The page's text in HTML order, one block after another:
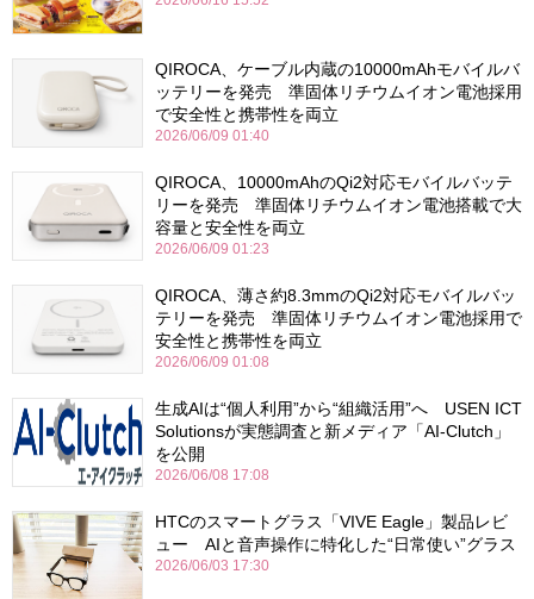
QIROCA、ケーブル内蔵の10000mAhモバイルバ
ッテリーを発売 準固体リチウムイオン電池採用
で安全性と携帯性を両立
2026/06/09 01:40
QIROCA、10000mAhのQi2対応モバイルバッテ
リーを発売 準固体リチウムイオン電池搭載で大
容量と安全性を両立
2026/06/09 01:23
QIROCA、薄さ約8.3mmのQi2対応モバイルバッ
テリーを発売 準固体リチウムイオン電池採用で
安全性と携帯性を両立
2026/06/09 01:08
生成AIは“個人利用”から“組織活用”へ USEN ICT
Solutionsが実態調査と新メディア「AI-Clutch」
を公開
2026/06/08 17:08
HTCのスマートグラス「VIVE Eagle」製品レビ
ュー AIと音声操作に特化した“日常使い”グラス
2026/06/03 17:30